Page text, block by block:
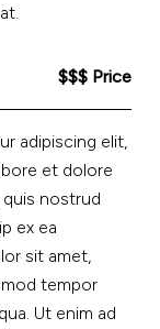
$$$ Price
adipiscing elit,
et dolore
quis nostrud
ex ea
sit amet,
tempor
Ut enim ad